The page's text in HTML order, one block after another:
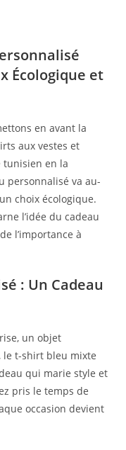
Écologique et
en avant la
aux vestes et
tunisien en la
personnalisé va au-
choix écologique.
l’idée du cadeau
l’importance à
: Un Cadeau
un objet
le t-shirt bleu mixte
qui marie style et
pris le temps de
occasion devient